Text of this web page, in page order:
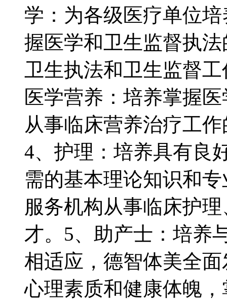
学：为各级医疗单位
握医学和卫生监督执
卫生执法和卫生监督
医学营养：培养掌握
从事临床营养治疗工
4、护理：培养具有良
需的基本理论知识和
服务机构从事临床护
才。5、助产士：培养
相适应，德智体美全
心理素质和健康体魄